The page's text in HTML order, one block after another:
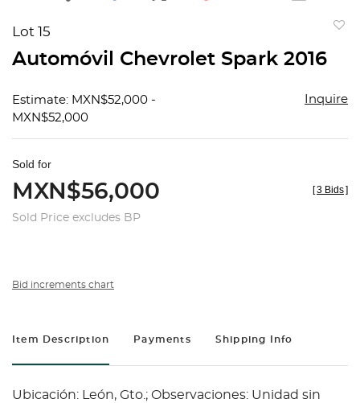
Lot 15
Automóvil Chevrolet Spark 2016
Estimate: MXN$52,000 -
MXN$52,000
Inquire
Sold for
MXN$56,000
Sold Price excludes BP
[3 Bids]
Bid increments chart
Item Description Payments Shipping Info
Ubicación: León, Gto.; Observaciones: Unidad sin